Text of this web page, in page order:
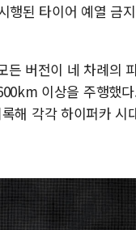
행된 타이어 예열 금
버전이 네 차례의
이상을 주행했
해 각각 하이퍼카 시